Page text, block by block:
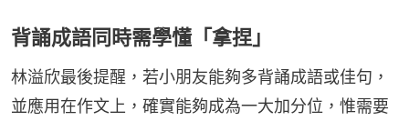
背誦成語同時需學懂「拿捏」
林溢欣最後提醒，若小朋友能夠多背誦成語或佳句，
並應用在作文上，確實能夠成為一大加分位，惟需要